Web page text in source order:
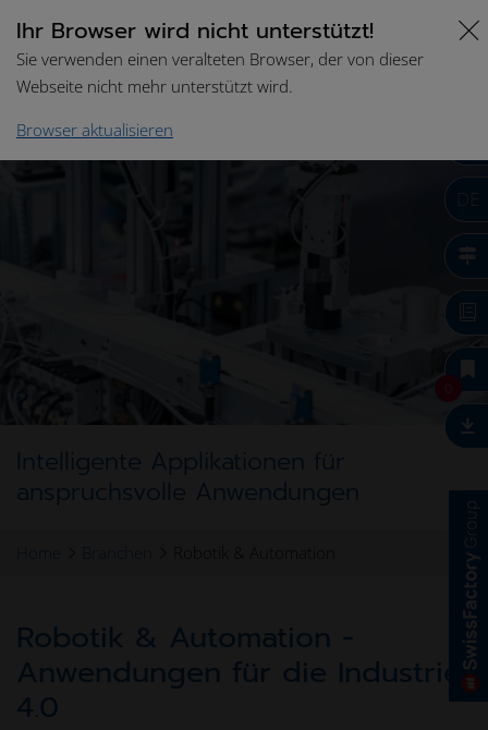
Intelligente Applikationen für
anspruchsvolle Anwendungen
Robotik & Automation -
Anwendungen für die Industrie
4.0
Ihr Browser wird nicht unterstützt!
Sie verwenden einen veralteten Browser, der von dieser
Webseite nicht mehr unterstützt wird.
Browser aktualisieren